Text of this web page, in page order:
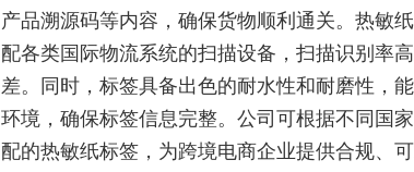
产品溯源码等内容，确保货物顺利通关。热敏
配各类国际物流系统的扫描设备，扫描识别率
差。同时，标签具备出色的耐水性和耐磨性，
环境，确保标签信息完整。公司可根据不同国
配的热敏纸标签，为跨境电商企业提供合规、